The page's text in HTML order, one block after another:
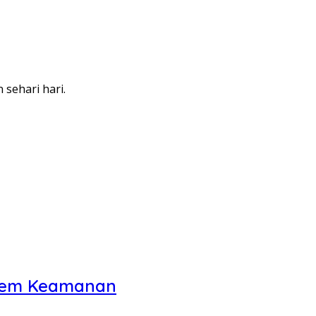
sehari hari.
Keamanan